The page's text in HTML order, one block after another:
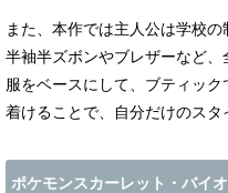
また、本作では主人公は学校
半袖半ズボンやブレザーなど
服をベースにして、ブティッ
着けることで、自分だけのスタ
ポケモンスカーレット・バイ